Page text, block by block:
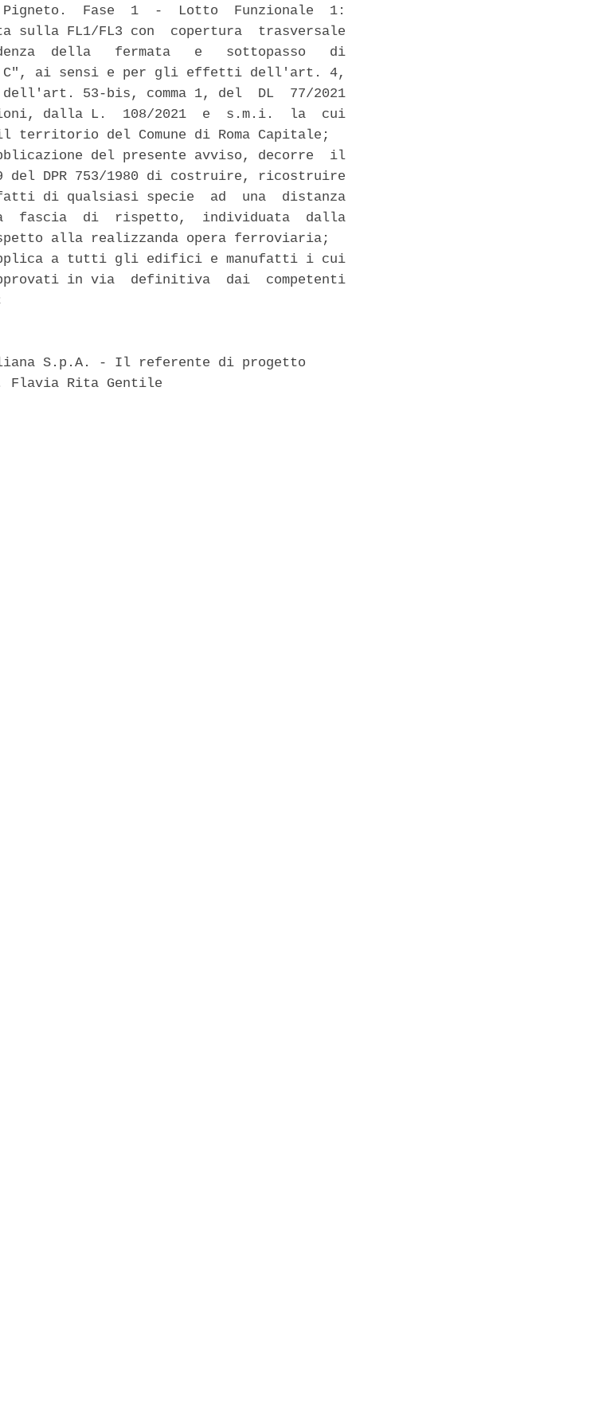
Pigneto.  Fase  1  -  Lotto  Funzionale  1:
sulla FL1/FL3 con  copertura  trasversale
della   fermata   e   sottopasso   di
C", ai sensi e per gli effetti dell'art. 4,
dell'art. 53-bis, comma 1, del  DL  77/2021
dalla L.  108/2021  e  s.m.i.  la  cui
territorio del Comune di Roma Capitale;
del presente avviso, decorre  il
DPR 753/1980 di costruire, ricostruire
di qualsiasi specie  ad  una  distanza
fascia  di  rispetto,  individuata  dalla
alla realizzanda opera ferroviaria;
a tutti gli edifici e manufatti i cui
in via  definitiva  dai  competenti
S.p.A. - Il referente di progetto
Flavia Rita Gentile